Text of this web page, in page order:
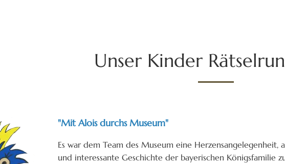
Unser Kinder
"Mit Alois durchs Museum"
Es war dem Team des Museum eine
und interessante Geschichte der bayerischen Königsfamilie